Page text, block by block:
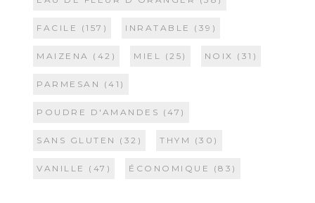
FACILE (157) INRATABLE (39)
MAIZENA (42) MIEL (25) NOIX (31)
PARMESAN (41)
POUDRE D'AMANDES (47)
SANS GLUTEN (32) THYM (30)
VANILLE (47) ÉCONOMIQUE (83)